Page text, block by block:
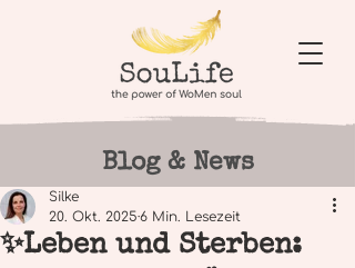
Blog & News
✨Leben und Sterben:
Silke
20. Okt. 2025 6 Min. Lesezeit